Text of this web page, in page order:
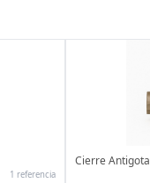
1 referencia
Cierre Antigota